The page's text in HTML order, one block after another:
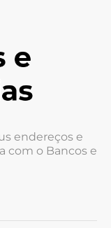
endereços e
com o Bancos e